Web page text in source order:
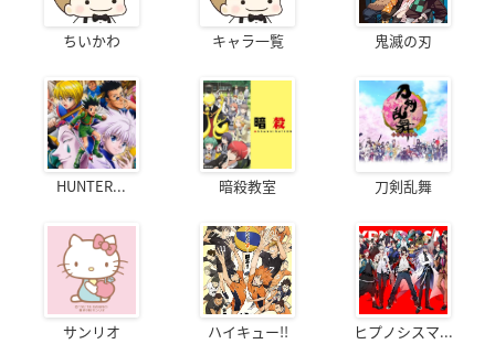
ちいかわ キャラ一覧 鬼滅の刃
HUNTER... 暗殺教室 刀剣乱舞
サンリオ ハイキュー!! ヒプノシスマ...